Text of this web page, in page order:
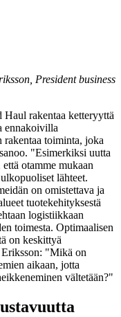
President business
Haul rakentaa ketteryyttä
ennakoivilla
toiminta, joka
"Esimerkiksi uutta
otamme mukaan
lähteet.
on omistettava ja
tuotekehityksestä
logistiikkaan
toimesta. Optimaalisen
on keskittyä
Eriksson: "Mikä on
aikaan, jotta
vältetään?"